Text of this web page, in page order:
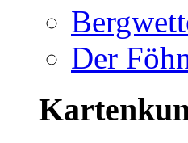
Der